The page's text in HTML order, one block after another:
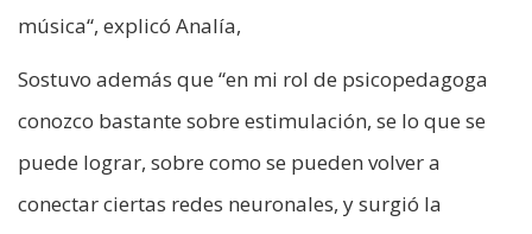
música“, explicó Analía,
Sostuvo además que “en mi rol de psicopedagoga
conozco bastante sobre estimulación, se lo que se
puede lograr, sobre como se pueden volver a
conectar ciertas redes neuronales, y surgió la